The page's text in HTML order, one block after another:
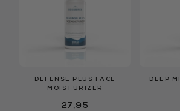
DEFENSE PLUS FACE
MOISTURIZER
27,95
DEEP